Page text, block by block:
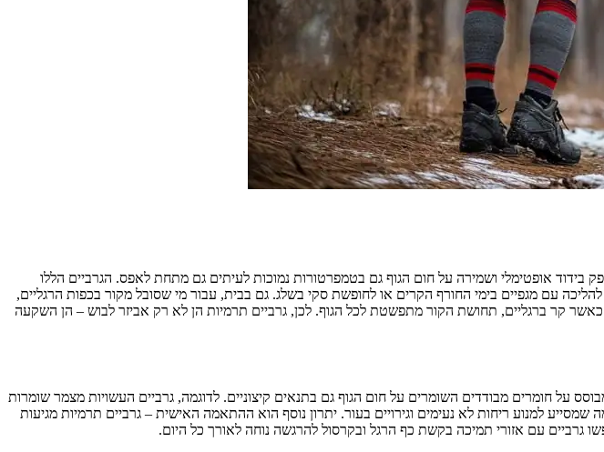
בידוד אופטימלי ושמירה על חום הגוף גם בטמפרטורות נמוכות לעיתים גם מתחת לאפס. הגרביים הללו
עם מגפיים בימי החורף הקרים או לחופשת סקי בשלג. גם בבית, עבור מי שסובל מקור בכפות הרגליים,
קר ברגליים, תחושת הקור מתפשטת לכל הגוף. לכן, גרביים תרמיות הן לא רק אביזר לבוש – הן השקעה
על חומרים מבודדים השומרים על חום הגוף גם בתנאים קיצוניים. לדוגמה, גרביים העשויות מצמר שומרות
נושמים, מה שמסייע למנוע ריחות לא נעימים וגירויים בעור. יתרון נוסף הוא ההתאמה האישית – גרביים תרמיות מגיעות
גרביים עם אזורי תמיכה בקשת כף הרגל ובקרסול להרגשה נוחה לאורך כל היום.